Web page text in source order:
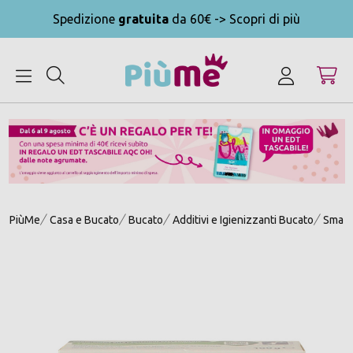
Spedizione gratuita da 60€ -> Scopri di più
PiùMe Casa e Bucato Bucato Additivi e Igienizzanti Bucato